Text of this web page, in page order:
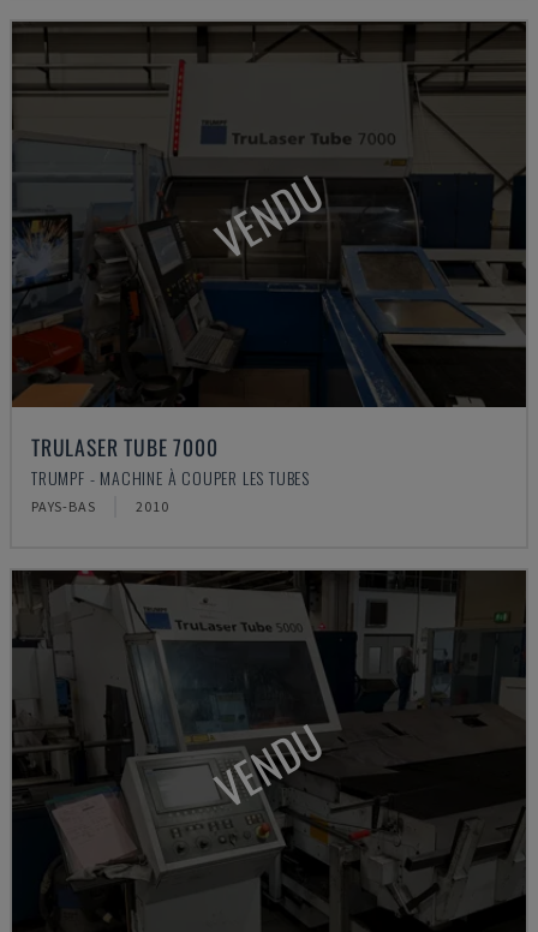
VENDU
TRULASER TUBE 7000
TRUMPF - MACHINE À COUPER LES TUBES
PAYS-BAS 2010
VENDU